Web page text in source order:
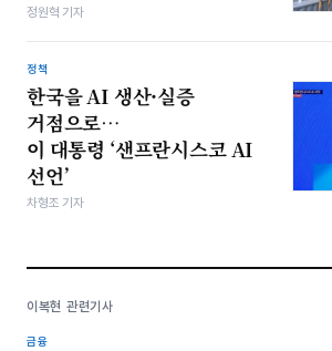
정원혁 기자
정책
한국을 AI 생산·실증
거점으로…
이 대통령 ‘샌프란시스코 AI
선언’
차형조 기자
이복현 관련기사
금융